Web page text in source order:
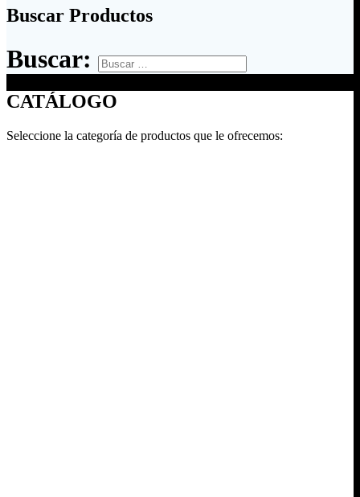
Buscar Productos
Buscar:
CATÁLOGO
Seleccione la categoría de productos que le ofrecemos: